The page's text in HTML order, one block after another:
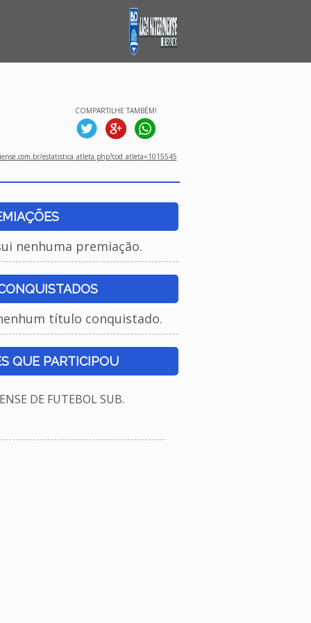
COMPARTILHE TAMBÉM!
estatistica_atleta.php?cod_atleta=1015545
nenhuma premiação.
título conquistado.
QUE PARTICIPOU
DE FUTEBOL SUB.